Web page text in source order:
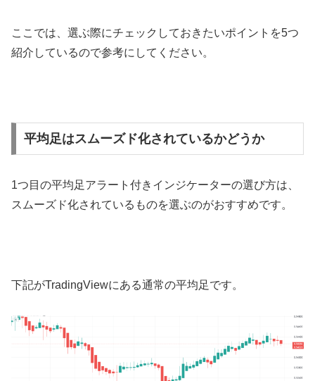
ここでは、選ぶ際にチェックしておきたいポイントを5つ
紹介しているので参考にしてください。
平均足はスムーズド化されているかどうか
1つ目の平均足アラート付きインジケーターの選び方は、
スムーズド化されているものを選ぶのがおすすめです。
下記がTradingViewにある通常の平均足です。